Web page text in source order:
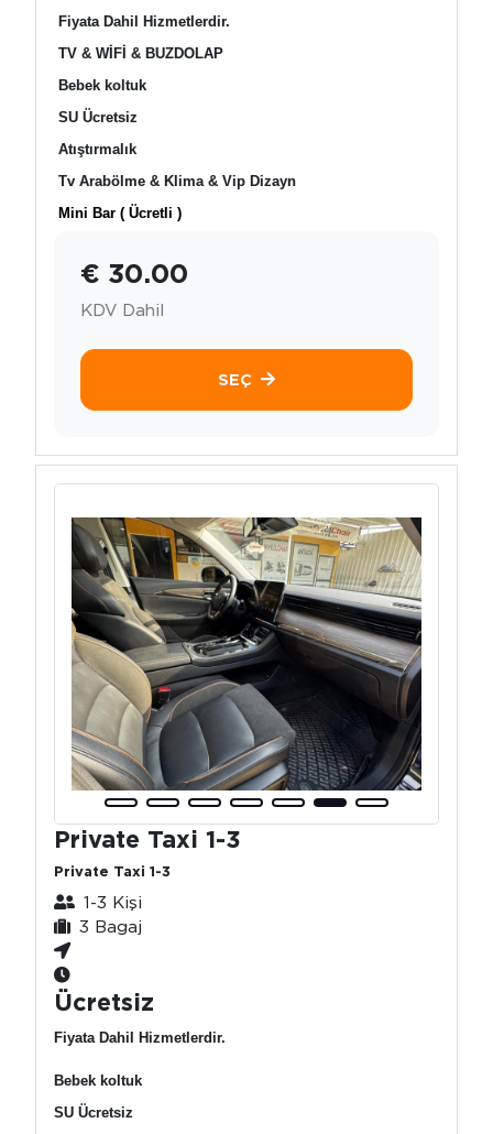
Fiyata Dahil Hizmetlerdir.
TV & WİFİ & BUZDOLAP
Bebek koltuk
SU Ücretsiz
Atıştırmalık
Tv Arabölme & Klima & Vip Dizayn
Mini Bar ( Ücretli )
€ 30.00
KDV Dahil
SEÇ
Private Taxi 1-3
Private Taxi 1-3
1-3 Kişi
3 Bagaj
Ücretsiz
Fiyata Dahil Hizmetlerdir.
Bebek koltuk
SU Ücretsiz